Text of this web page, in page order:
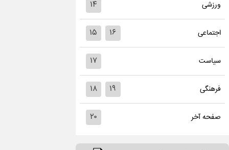
ورزشی ۱۴
اجتماعی ۱۵ ۱۶
سیاست ۱۷
فرهنگی ۱۸ ۱۹
صفحه آخر ۲۰